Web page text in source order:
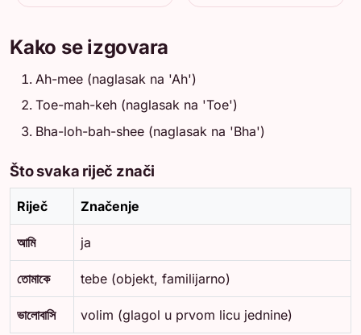
Kako se izgovara
Ah-mee (naglasak na 'Ah')
Toe-mah-keh (naglasak na 'Toe')
Bha-loh-bah-shee (naglasak na 'Bha')
Što svaka riječ znači
Riječ Značenje
আমি ja
তোমাকে tebe (objekt, familijarno)
ভালোবাসি volim (glagol u prvom licu jednine)